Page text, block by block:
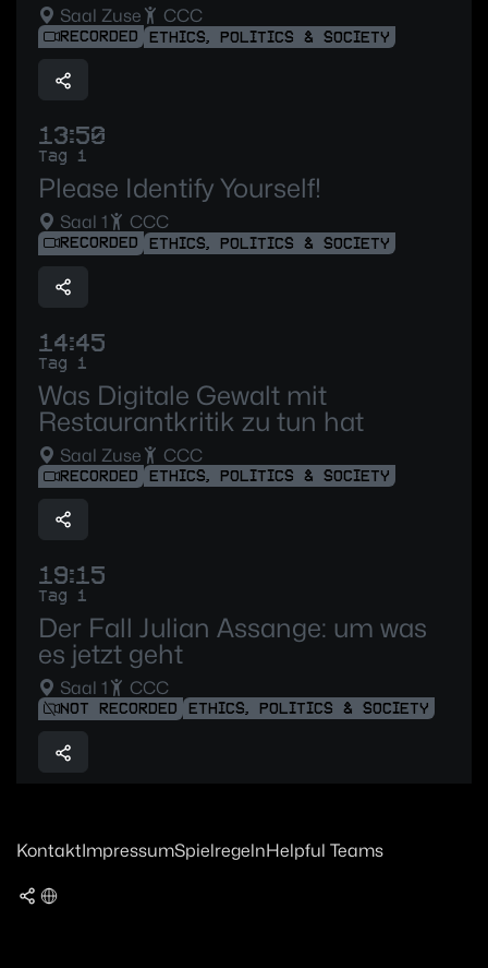
Saal Zuse CCC
RECORDED ETHICS, POLITICS & SOCIETY
13:50
Tag 1
Please Identify Yourself!
Saal 1 CCC
RECORDED ETHICS, POLITICS & SOCIETY
14:45
Tag 1
Was Digitale Gewalt mit
Restaurantkritik zu tun hat
Saal Zuse CCC
RECORDED ETHICS, POLITICS & SOCIETY
19:15
Tag 1
Der Fall Julian Assange: um was
es jetzt geht
Saal 1 CCC
NOT RECORDED ETHICS, POLITICS & SOCIETY
KontaktImpressumSpielregelnHelpful Teams